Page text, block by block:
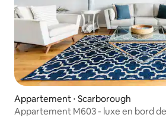
Appartement ⋅ Scarborough
Appartement M603 - luxe en bord